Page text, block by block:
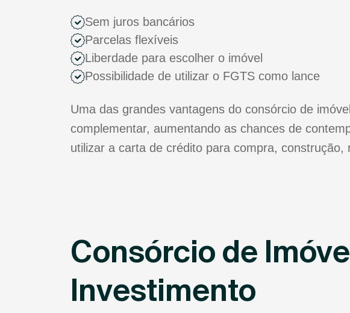
Sem juros bancários
Parcelas flexíveis
Liberdade para escolher o imóvel
Possibilidade de utilizar o FGTS como lance
Uma das grandes vantagens do consórcio de
complementar, aumentando as chances de
utilizar a carta de crédito para compra,
Consórcio de
Investimento